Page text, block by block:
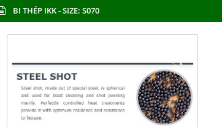
BI THÉP IKK - SIZE: S070